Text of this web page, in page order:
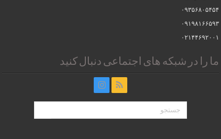
۰۹۳۵۶۸۰۵۴۵۴
۰۹۱۹۸۱۶۶۵۹۳
۰۲۱۴۴۶۹۲۰۰۱
ما را در شبکه های اجتماعی دنبال کنید